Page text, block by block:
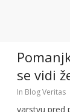
se vidi
In Blog Veritas
varstvu pred